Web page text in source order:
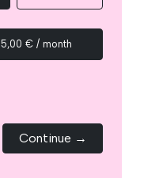
5,00 € / month
Continue →